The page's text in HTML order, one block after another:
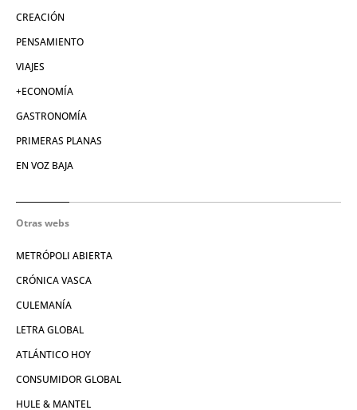
CREACIÓN
PENSAMIENTO
VIAJES
+ECONOMÍA
GASTRONOMÍA
PRIMERAS PLANAS
EN VOZ BAJA
Otras webs
METRÓPOLI ABIERTA
CRÓNICA VASCA
CULEMANÍA
LETRA GLOBAL
ATLÁNTICO HOY
CONSUMIDOR GLOBAL
HULE & MANTEL